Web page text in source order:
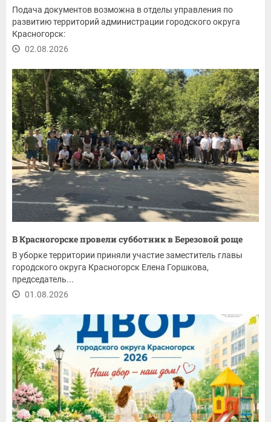
Подача документов возможна в отделы управления по
развитию территорий администрации городского округа
Красногорск:
02.08.2026
В Красногорске провели субботник в Березовой роще
В уборке территории приняли участие заместитель главы
городского округа Красногорск Елена Горшкова,
председатель...
01.08.2026